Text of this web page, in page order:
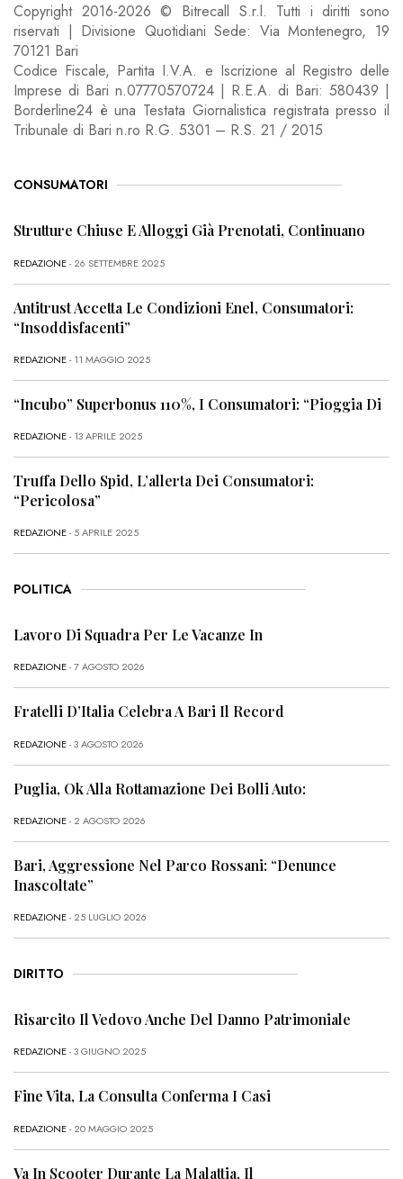
Copyright 2016-2026 © Bitrecall S.r.l. Tutti i diritti sono
riservati | Divisione Quotidiani Sede: Via Montenegro, 19
70121 Bari
Codice Fiscale, Partita I.V.A. e Iscrizione al Registro delle
Imprese di Bari n.07770570724 | R.E.A. di Bari: 580439 |
Borderline24 è una Testata Giornalistica registrata presso il
Tribunale di Bari n.ro R.G. 5301 – R.S. 21 / 2015
CONSUMATORI
Strutture Chiuse E Alloggi Già Prenotati, Continuano
REDAZIONE- 26 SETTEMBRE 2025
Antitrust Accetta Le Condizioni Enel, Consumatori:
“Insoddisfacenti”
REDAZIONE- 11 MAGGIO 2025
“Incubo” Superbonus 110%, I Consumatori: “Pioggia Di
REDAZIONE- 13 APRILE 2025
Truffa Dello Spid, L’allerta Dei Consumatori:
“Pericolosa”
REDAZIONE- 5 APRILE 2025
POLITICA
Lavoro Di Squadra Per Le Vacanze In
REDAZIONE- 7 AGOSTO 2026
Fratelli D’Italia Celebra A Bari Il Record
REDAZIONE- 3 AGOSTO 2026
Puglia, Ok Alla Rottamazione Dei Bolli Auto:
REDAZIONE- 2 AGOSTO 2026
Bari, Aggressione Nel Parco Rossani: “Denunce
Inascoltate”
REDAZIONE- 25 LUGLIO 2026
DIRITTO
Risarcito Il Vedovo Anche Del Danno Patrimoniale
REDAZIONE- 3 GIUGNO 2025
Fine Vita, La Consulta Conferma I Casi
REDAZIONE- 20 MAGGIO 2025
Va In Scooter Durante La Malattia, Il